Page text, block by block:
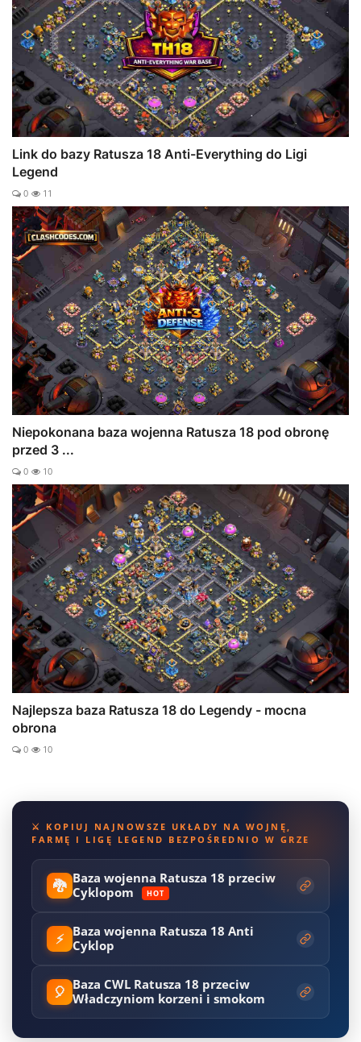
Link do bazy Ratusza 18 Anti-Everything do Ligi
Legend
0 11
Niepokonana baza wojenna Ratusza 18 pod obronę
przed 3 ...
0 10
Najlepsza baza Ratusza 18 do Legendy - mocna
obrona
0 10
⚔️ KOPIUJ NAJNOWSZE UKŁADY NA WOJNĘ,
FARMĘ I LIGĘ LEGEND BEZPOŚREDNIO W GRZE
🐉 Baza wojenna Ratusza 18 przeciw
Cyklopom
HOT
⚡ Baza wojenna Ratusza 18 Anti
Cyklop
🎈 Baza CWL Ratusza 18 przeciw
Władczyniom korzeni i smokom